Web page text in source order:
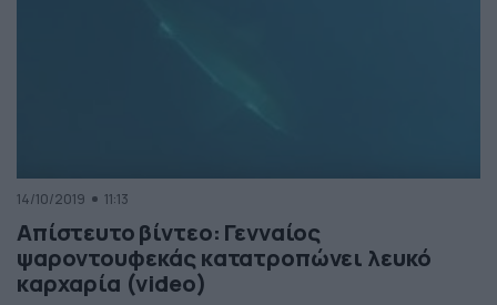
14/10/2019 11:13
Απίστευτο βίντεο: Γενναίος
ψαροντουφεκάς κατατροπώνει λευκό
καρχαρία (video)